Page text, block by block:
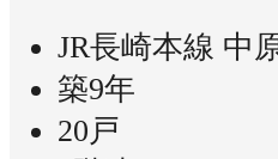
JR長崎本線 中
築9年
20戸